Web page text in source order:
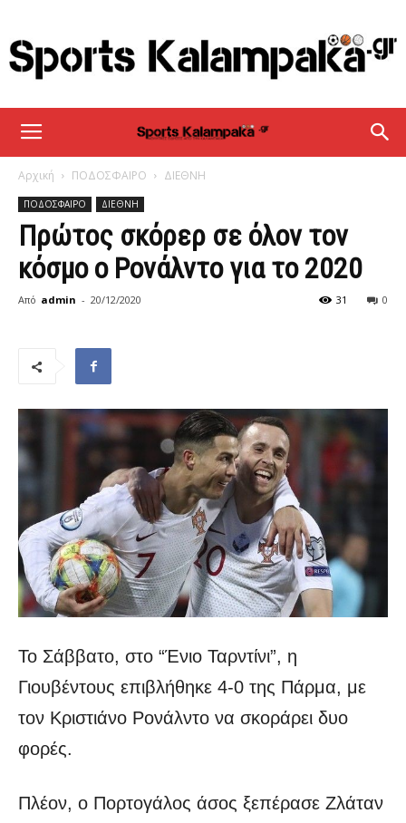
sportskalampaka
Αρχική ΠΟΔΟΣΦΑΙΡΟ ΔΙΕΘΝΗ
ΠΟΔΟΣΦΑΙΡΟ ΔΙΕΘΝΗ
Πρώτος σκόρερ σε όλον τον
κόσμο ο Ρονάλντο για το 2020
Από admin - 20/12/2020 0
31
Το Σάββατο, στο “Ένιο Ταρντίνι”, η
Γιουβέντους επιβλήθηκε 4-0 της Πάρμα, με
τον Κριστιάνο Ρονάλντο να σκοράρει δυο
φορές.
Πλέον, ο Πορτογάλος άσος ξεπέρασε Ζλάταν